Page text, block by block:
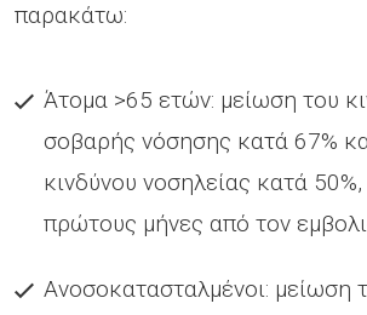
παρακάτω:
Άτομα >65 ετών: μείωση του
σοβαρής νόσησης κατά 67%
κινδύνου νοσηλείας κατά
πρώτους μήνες από τον
Ανοσοκατασταλμένοι: μείωση